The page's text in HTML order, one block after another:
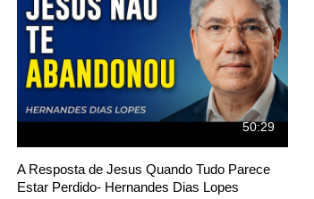
50:29
A Resposta de Jesus Quando Tudo Parece
Estar Perdido- Hernandes Dias Lopes